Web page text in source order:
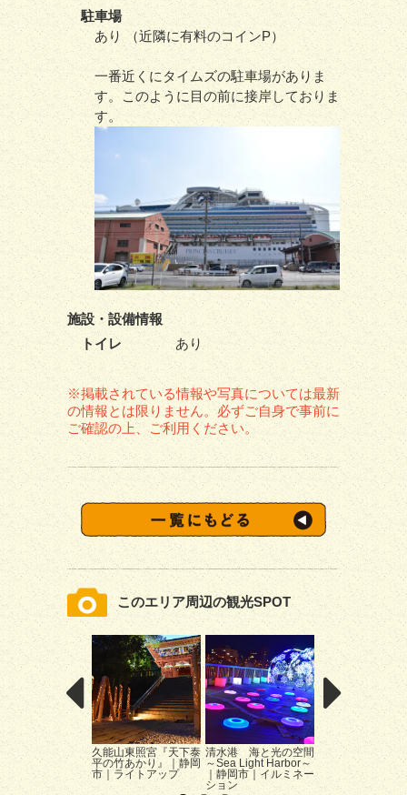
駐車場
あり （近隣に有料のコインP）
一番近くにタイムズの駐車場がありま
す。このように目の前に接岸しておりま
す。
施設・ 設備情報
トイレ
あり
※掲載されている情報や写真については最新
の情報とは限りません。必ずご自身で事前に
ご確認の上、ご利用ください。
このエリア周辺の観光SPOT
久能山東照宮『天下泰
平の竹あかり』｜静岡
市｜ライトアップ
清水港 海と光の空間
～Sea Light Harbor～
｜静岡市｜イルミネー
ション
三保松原キャン
イト「あかりと
る」｜静岡市｜
ト